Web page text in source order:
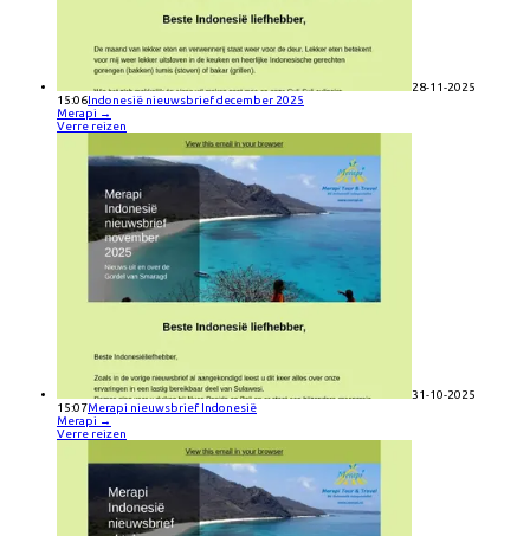
28-11-2025
15:06Indonesië nieuwsbrief december 2025
Merapi →
Verre reizen
31-10-2025
15:07Merapi nieuwsbrief Indonesië
Merapi →
Verre reizen